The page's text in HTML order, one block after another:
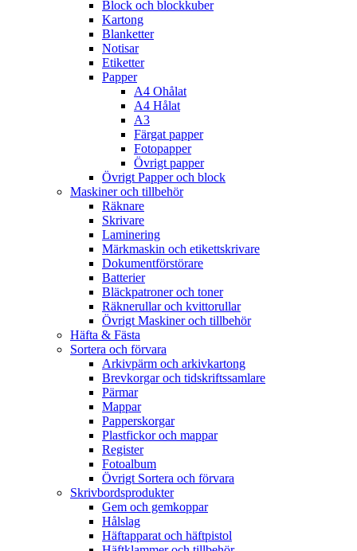
Block och blockkuber
Kartong
Blanketter
Notisar
Etiketter
Papper
A4 Ohålat
A4 Hålat
A3
Färgat papper
Fotopapper
Övrigt papper
Övrigt Papper och block
Maskiner och tillbehör
Räknare
Skrivare
Laminering
Märkmaskin och etikettskrivare
Dokumentförstörare
Batterier
Bläckpatroner och toner
Räknerullar och kvittorullar
Övrigt Maskiner och tillbehör
Häfta & Fästa
Sortera och förvara
Arkivpärm och arkivkartong
Brevkorgar och tidskriftssamlare
Pärmar
Mappar
Papperskorgar
Plastfickor och mappar
Register
Fotoalbum
Övrigt Sortera och förvara
Skrivbordsprodukter
Gem och gemkoppar
Hålslag
Häftapparat och häftpistol